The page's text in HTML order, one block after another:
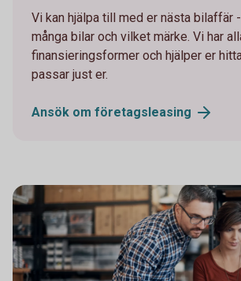
Vi kan hjälpa till med er nästa bilaffär
många bilar och vilket märke. Vi har
finansieringsformer och hjälper er
passar just er.
Ansök om företagsleasing